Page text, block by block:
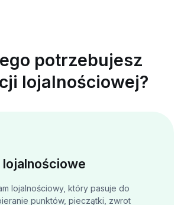
potrzebujesz
lojalnościowej?
lojalnościowe
lojalnościowy, który pasuje do
punktów, pieczątki, zwrot